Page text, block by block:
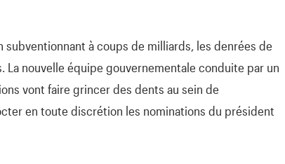
subventionnant à coups de milliards, les denrées de
nouvelle équipe gouvernementale conduite par un
vont faire grincer des dents au sein de
en toute discrétion les nominations du président